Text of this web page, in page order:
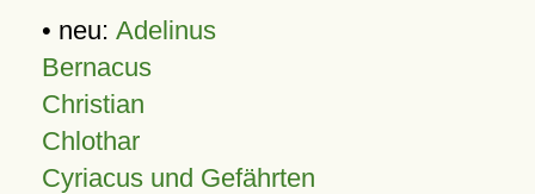
• neu: Adelinus
Bernacus
Christian
Chlothar
Cyriacus und Gefährten